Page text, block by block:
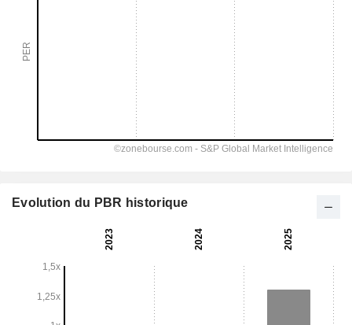
Evolution du PBR historique